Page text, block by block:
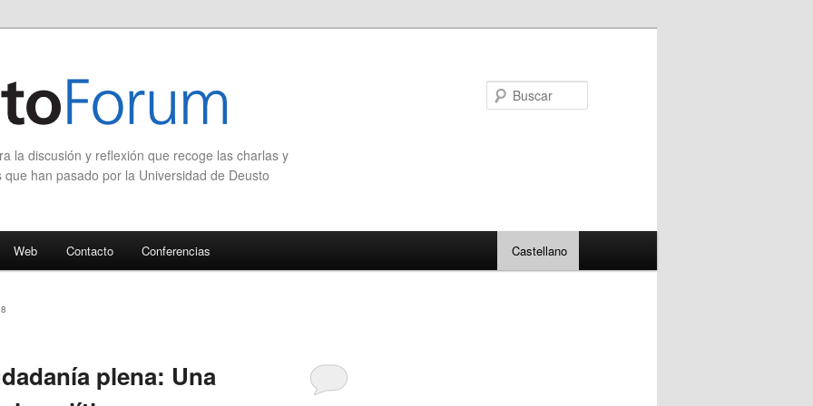
la discusión y reflexión que recoge las charlas y
han pasado por la Universidad de Deusto
Web Contacto Conferencias Castellano
plena: Una